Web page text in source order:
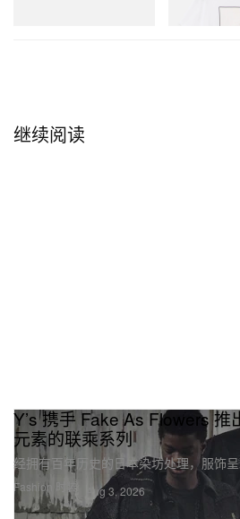
继续阅读
Fashion 时装
Y’s 携手 Fake As Flowers
元素的联乘系列
经拥有百年历史的日本染坊处理，服饰呈
Aug 3, 2026